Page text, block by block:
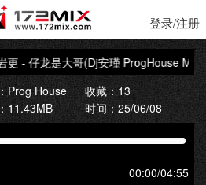
登录/注册
- 仔龙是大哥(Dj安瑾 ProgHouse Mix
Prog House
收藏：13
11.43MB 时间：25/06/08
00:00/04:55